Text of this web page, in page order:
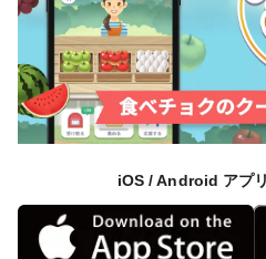
iOS / Android アプ